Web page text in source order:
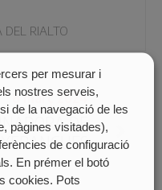
DEL RIALTO
8 març 2024
DE
ELS POBLES
per mesurar i
nostres serveis,
de la navegació de les
pàgines visitades),
de configuració
En prémer el botó
cookies. Pots